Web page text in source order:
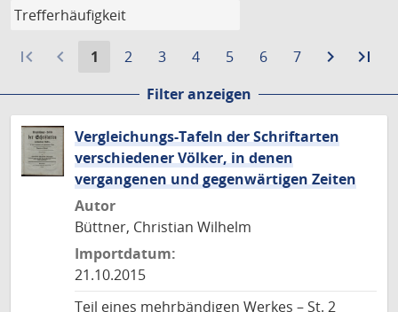
first_page navigate_before
Aktuelle
1
Gehe
Seite
2
Gehe
Seite
3
Gehe
Seite
4
Gehe
Seite
5
Gehe
Seite
6
Gehe
Seite
7 navigate_next
Zur
Seite
last_page
Filter anzeigen
Vergleichungs-Tafeln der Schriftarten
verschiedener Völker, in denen
vergangenen und gegenwärtigen Zeiten
Autor
Büttner, Christian Wilhelm
Importdatum:
21.10.2015
Teil eines mehrbändigen Werkes – St. 2